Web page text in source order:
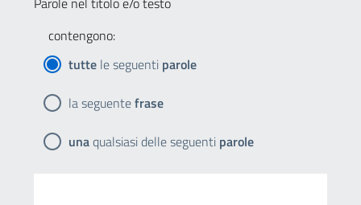
contengono:
tutte le seguenti parole
la seguentefrase
unaqualsiasi delle seguenti parole